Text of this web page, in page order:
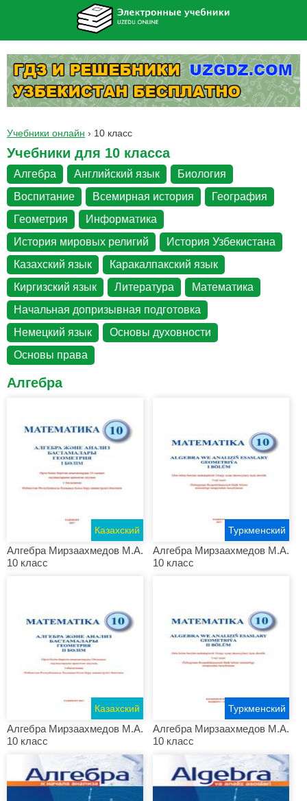
Учебники онлайн › 10 класс
Учебники для 10 класса
Алгебра Английский язык
Биология
Воспитание
Всемирная история
География
Геометрия
Информатика
История мировых религий
История Узбекистана
Казахский язык
Каракалпакский язык
Киргизский язык
Литература
Математика
Начальная допризывная подготовка
Немецкий язык
Основы духовности
Основы права
Алгебра
Алгебра Мирзаахмедов М.А.
10 класс
Казахский
Алгебра Мирзаахмедов М.А.
10 класс
Туркменский
Алгебра Мирзаахмедов М.А.
10 класс
Казахский
Алгебра Мирзаахмедов М.А.
10 класс
Туркменский